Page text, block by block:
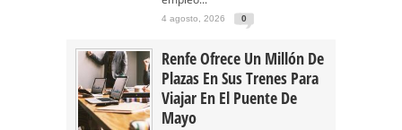
4 agosto, 2026 0
Renfe Ofrece Un Millón De
Plazas En Sus Trenes Para
Viajar En El Puente De
Mayo